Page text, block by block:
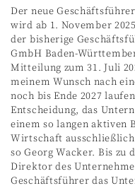
Der neue
wird ab 1. November
der bisherige
GmbH Baden-
Mitteilung zum 31. Juli
meinem Wunsch nach
noch bis Ende 2027
Entscheidung, das
einem so langen aktiven
Wirtschaft ausschließlich
so Georg Wacker. Bis zu
Direktor des
Geschäftsführer das